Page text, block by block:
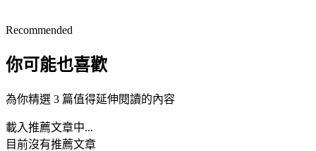
Recommended
你可能也喜歡
為你精選 3 篇值得延伸閱讀的內容
載入推薦文章中...
目前沒有推薦文章